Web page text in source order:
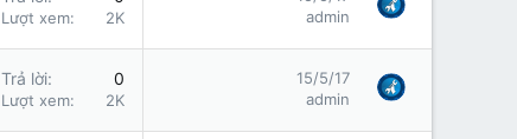
Lượt xem 2K
admin
Trả lời 0
Lượt xem 2K
15/5/17
admin